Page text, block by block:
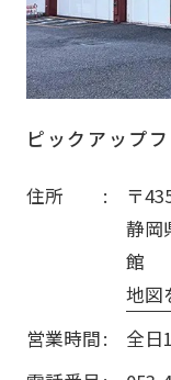
ピックアップ
住所
〒
静岡
館
地図
営業時間
全日